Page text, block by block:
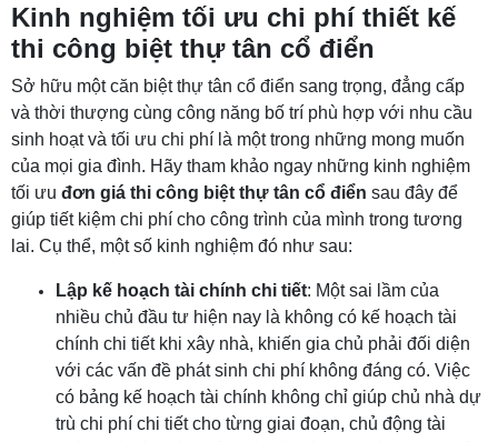
Kinh nghiệm tối ưu chi phí thiết kế
thi công biệt thự tân cổ điển
Sở hữu một căn biệt thự tân cổ điển sang trọng, đẳng cấp
và thời thượng cùng công năng bố trí phù hợp với nhu cầu
sinh hoạt và tối ưu chi phí là một trong những mong muốn
của mọi gia đình. Hãy tham khảo ngay những kinh nghiệm
tối ưu đơn giá thi công biệt thự tân cổ điển sau đây để
giúp tiết kiệm chi phí cho công trình của mình trong tương
lai. Cụ thể, một số kinh nghiệm đó như sau:
Lập kế hoạch tài chính chi tiết: Một sai lầm của
nhiều chủ đầu tư hiện nay là không có kế hoạch tài
chính chi tiết khi xây nhà, khiến gia chủ phải đối diện
với các vấn đề phát sinh chi phí không đáng có. Việc
có bảng kế hoạch tài chính không chỉ giúp chủ nhà dự
trù chi phí chi tiết cho từng giai đoạn, chủ động tài